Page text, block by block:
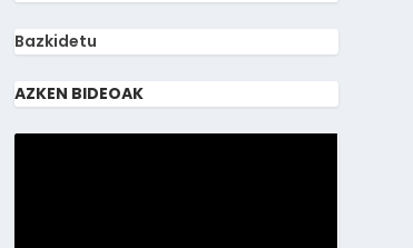
Bazkidetu
AZKEN BIDEOAK